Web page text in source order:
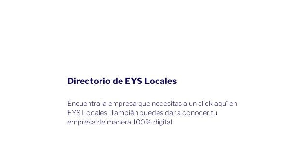
Directorio de EYS Locales
Encuentra la empresa que necesitas a un click aquí en
EYS Locales. También puedes dar a conocer tu
empresa de manera 100% digital